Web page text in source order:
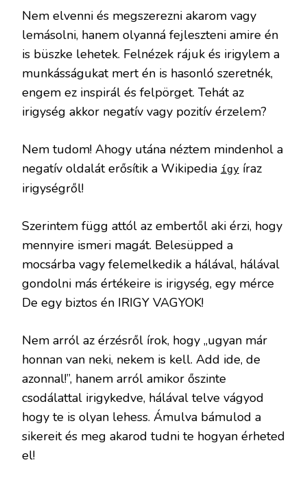
Nem elvenni és megszerezni akarom vagy
lemásolni, hanem olyanná fejleszteni amire én
is büszke lehetek. Felnézek rájuk és irigylem a
munkásságukat mert én is hasonló szeretnék,
engem ez inspirál és felpörget. Tehát az
irigység akkor negatív vagy pozitív érzelem?
Nem tudom! Ahogy utána néztem mindenhol a
negatív oldalát erősítik a Wikipedia így íraz
irigységről!
Szerintem függ attól az embertől aki érzi, hogy
mennyire ismeri magát. Belesüpped a
mocsárba vagy felemelkedik a hálával, hálával
gondolni más értékeire is irigység, egy mérce
De egy biztos én IRIGY VAGYOK!
Nem arról az érzésről írok, hogy „ugyan már
honnan van neki, nekem is kell. Add ide, de
azonnal!”, hanem arról amikor őszinte
csodálattal irigykedve, hálával telve vágyod
hogy te is olyan lehess. Ámulva bámulod a
sikereit és meg akarod tudni te hogyan érheted
el!